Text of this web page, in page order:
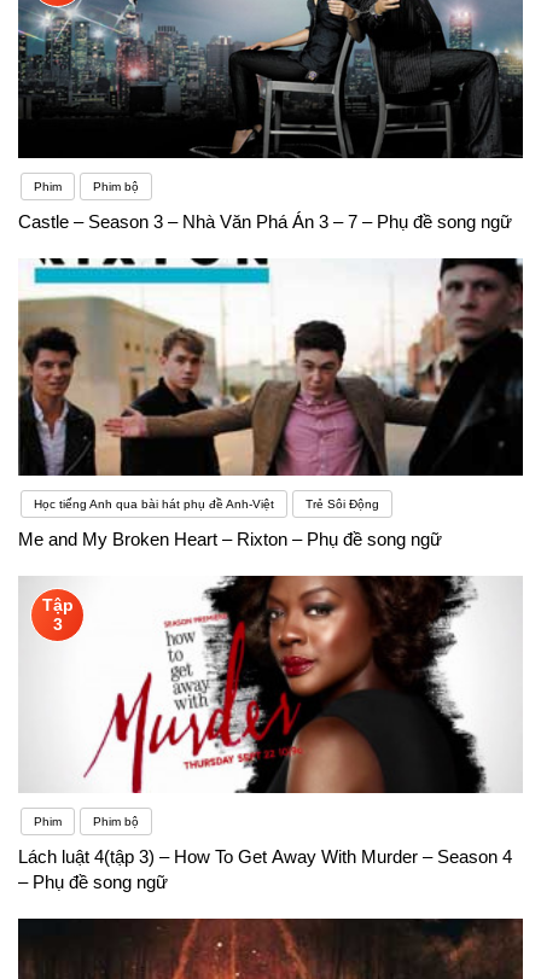
Phim Phim bộ
Castle – Season 3 – Nhà Văn Phá Án 3 – 7 – Phụ đề song ngữ
Học tiếng Anh qua bài hát phụ đề Anh-Việt Trẻ Sôi Động
Me and My Broken Heart – Rixton – Phụ đề song ngữ
Tập
3
Phim Phim bộ
Lách luật 4(tập 3) – How To Get Away With Murder – Season 4
– Phụ đề song ngữ